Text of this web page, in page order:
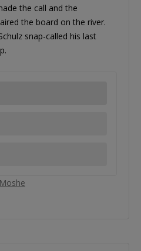
the call and the
the board on the river.
snap-called his last